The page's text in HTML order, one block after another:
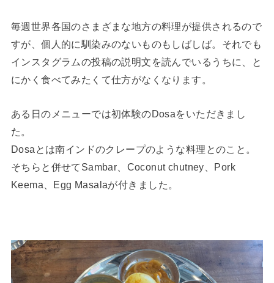
毎週世界各国のさまざまな地方の料理が提供されるので
すが、個人的に馴染みのないものもしばしば。それでも
インスタグラムの投稿の説明文を読んでいるうちに、と
にかく食べてみたくて仕方がなくなります。
ある日のメニューでは初体験のDosaをいただきまし
た。
Dosaとは南インドのクレープのような料理とのこと。
そちらと併せてSambar、Coconut chutney、Pork
Keema、Egg Masalaが付きました。